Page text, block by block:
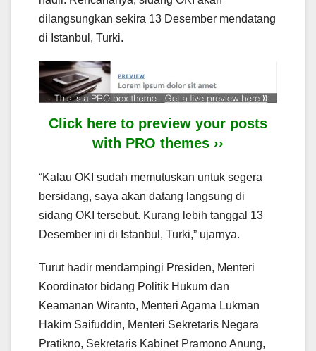
dilangsungkan sekira 13 Desember mendatang
di Istanbul, Turki.
Click here to preview your posts
with PRO themes ››
“Kalau OKI sudah memutuskan untuk segera
bersidang, saya akan datang langsung di
sidang OKI tersebut. Kurang lebih tanggal 13
Desember ini di Istanbul, Turki,” ujarnya.
Turut hadir mendampingi Presiden, Menteri
Koordinator bidang Politik Hukum dan
Keamanan Wiranto, Menteri Agama Lukman
Hakim Saifuddin, Menteri Sekretaris Negara
Pratikno, Sekretaris Kabinet Pramono Anung,